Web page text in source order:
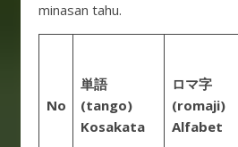
minasan tahu.
No
単語
(tango)
Kosakata
ロマ字
(romaji)
Alfabet